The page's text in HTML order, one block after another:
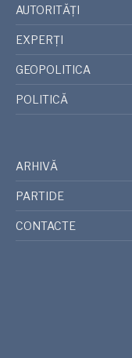
AUTORITĂȚI
EXPERȚI
GEOPOLITICA
POLITICĂ
ARHIVĂ
PARTIDE
CONTACTE